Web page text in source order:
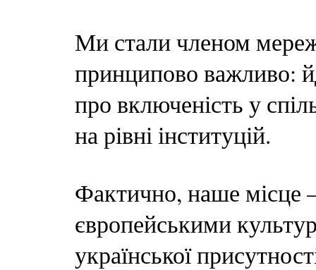
Ми стали членом
принципово важливо:
про включеність у
на рівні інституцій.
Фактично, наше місце
європейськими
української